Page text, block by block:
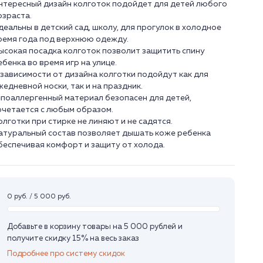
дизайн колготок подойдет для детей любого
в детский сад, школу, для прогулок в холодное
года под верхнюю одежду.
посадка колготок позволит защитить спину
во время игр на улице.
от дизайна колготки подойдут как для
носки, так и на праздник.
материал безопасен для детей,
с любым образом.
при стирке не линяют и не садятся.
состав позволяет дышать коже ребенка
комфорт и защиту от холода.
0 руб. / 5 000 руб.
Добавьте в корзину товары на 5 000 рублей и
получите скидку 15% на весь заказ
Подробнее про систему скидок